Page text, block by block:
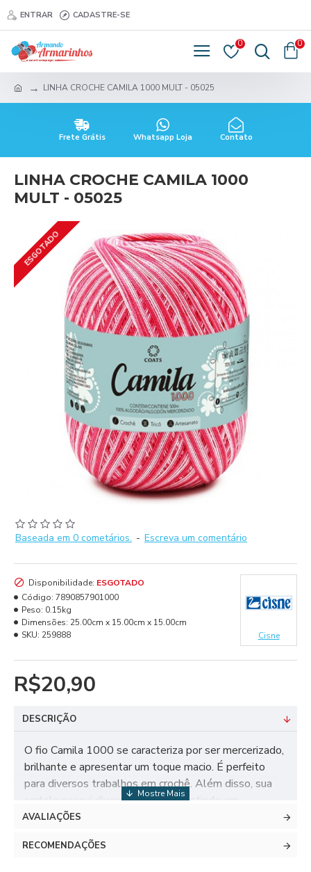
ENTRAR CADASTRE-SE
0 0
LINHA CROCHE CAMILA 1000 MULT - 05025
Frete Grátis Whatsapp Loja Contato
LINHA CROCHE CAMILA 1000
MULT - 05025
ESGOTADO
Baseada em 0 cometários. - Escreva um comentário
R$20,90
Disponibilidade: ESGOTADO
Código: 7890857901000
Peso: 0.15kg
Dimensões: 25.00cm x 15.00cm x 15.00cm
SKU: 259888 Cisne
DESCRIÇÃO
O fio Camila 1000 se caracteriza por ser mercerizado,
brilhante e apresentar um toque macio. É perfeito
para diversos trabalhos em crochê. Além disso, sua
cartela possui diversas cores, garantindo um
resultado incrível às suas produções.
AVALIAÇÕES
RECOMENDAÇÕES